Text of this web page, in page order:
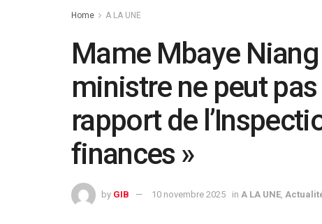
Home A LA UNE
Mame Mbaye
ministre ne peut
rapport de
finances »
by GIB 10 novembre 2025 in A LA UNE